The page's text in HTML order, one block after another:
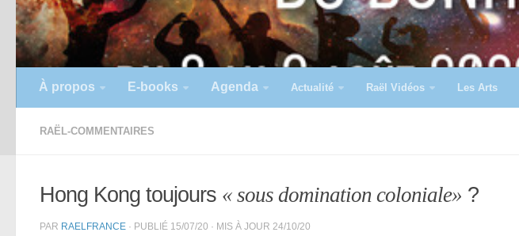
À propos E-books Agenda Actualité Raël Vidéos Les Arts
RAËL-COMMENTAIRES
Hong Kong toujours « sous domination coloniale» ?
PAR RAELFRANCE · PUBLIÉ 15/07/20 · MIS À JOUR 24/10/20